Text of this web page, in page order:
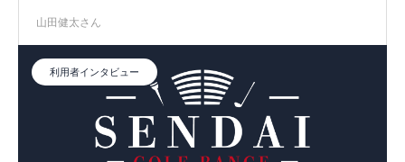
山田健太さん
利用者インタビュー